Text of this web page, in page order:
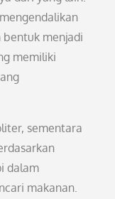
menjadi
memiliki
sementara
dalam
makanan.